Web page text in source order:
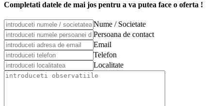
Completati datele de mai jos pentru a va putea face o oferta !
Nume / Societate
Persoana de contact
Email
Telefon
Localitate